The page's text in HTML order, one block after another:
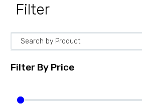
Filter
Filter By Price